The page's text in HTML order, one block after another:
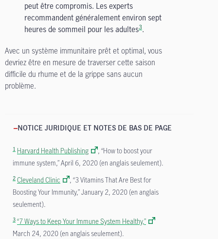
peut être compromis. Les experts
recommandent généralement environ sept
heures de sommeil pour les adultes3.
Avec un système immunitaire prêt et optimal, vous
devriez être en mesure de traverser cette saison
difficile du rhume et de la grippe sans aucun
problème.
NOTICE JURIDIQUE ET NOTES DE BAS DE PAGE
1 Harvard Health Publishing
, “How to boost your
immune system,” April 6, 2020 (en anglais seulement).
2 Cleveland Clinic
, “3 Vitamins That Are Best for
Boosting Your Immunity,” January 2, 2020 (en anglais
seulement).
3 “7 Ways to Keep Your Immune System Healthy,”
March 24, 2020 (en anglais seulement).